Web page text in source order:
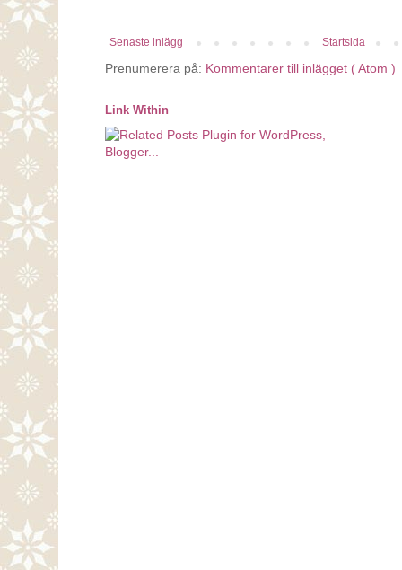
Senaste inlägg Startsida
Prenumerera på: Kommentarer till inlägget ( Atom )
Link Within